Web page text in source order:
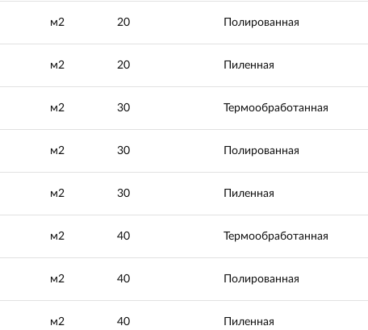
м2 20 Полированная
м2 20 Пиленная
м2 30 Термообработанная
м2 30 Полированная
м2 30 Пиленная
м2 40 Термообработанная
м2 40 Полированная
м2 40 Пиленная